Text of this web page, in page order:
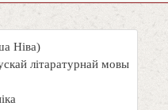
Ніва)
літаратурнай мовы